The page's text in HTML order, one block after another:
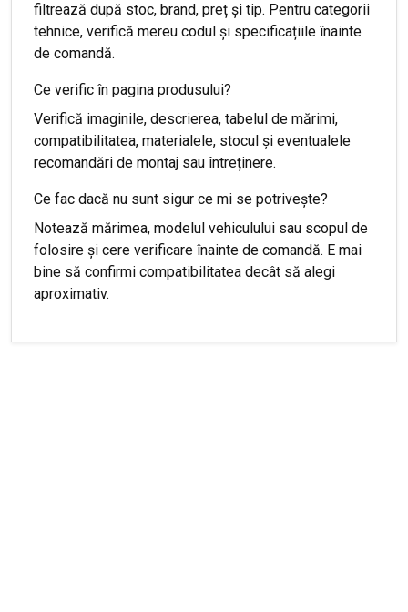
filtrează după stoc, brand, preț și tip. Pentru categorii
tehnice, verifică mereu codul și specificațiile înainte
de comandă.
Ce verific în pagina produsului?
Verifică imaginile, descrierea, tabelul de mărimi,
compatibilitatea, materialele, stocul și eventualele
recomandări de montaj sau întreținere.
Ce fac dacă nu sunt sigur ce mi se potrivește?
Notează mărimea, modelul vehiculului sau scopul de
folosire și cere verificare înainte de comandă. E mai
bine să confirmi compatibilitatea decât să alegi
aproximativ.